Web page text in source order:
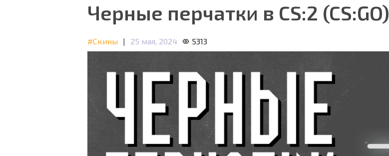
Черные перчатки в CS:2 (CS:GO)
#Скины | 25 мая, 2024 5313